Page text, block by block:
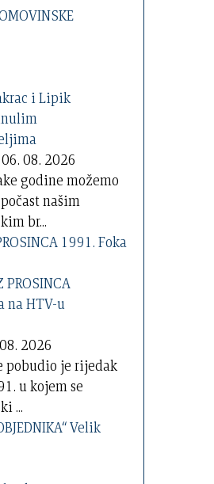
06. 08. 2026
godine možemo
našim
br...
1991. Foka
2026
pobudio je rijedak
u kojem se
...
Velik